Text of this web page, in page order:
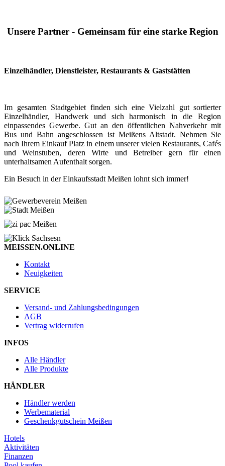
Unsere Partner - Gemeinsam für eine starke Region
Einzelhändler, Dienstleister, Restaurants & Gaststätten
Im gesamten Stadtgebiet finden sich eine Vielzahl gut sortierter
Einzelhändler, Handwerk und sich harmonisch in die Region
einpassendes Gewerbe. Gut an den öffentlichen Nahverkehr mit
Bus und Bahn angeschlossen ist Meißens Altstadt. Nehmen Sie
nach Ihrem Einkauf Platz in einem unserer vielen Restaurants, Cafés
und Weinstuben, deren Wirte und Betreiber gern für einen
unterhaltsamen Aufenthalt sorgen.
Ein Besuch in der Einkaufsstadt Meißen lohnt sich immer!
MEISSEN.ONLINE
Kontakt
Neuigkeiten
SERVICE
Versand- und Zahlungsbedingungen
AGB
Vertrag widerrufen
INFOS
Alle Händler
Alle Produkte
HÄNDLER
Händler werden
Werbematerial
Geschenkgutschein Meißen
Hotels
Aktivitäten
Finanzen